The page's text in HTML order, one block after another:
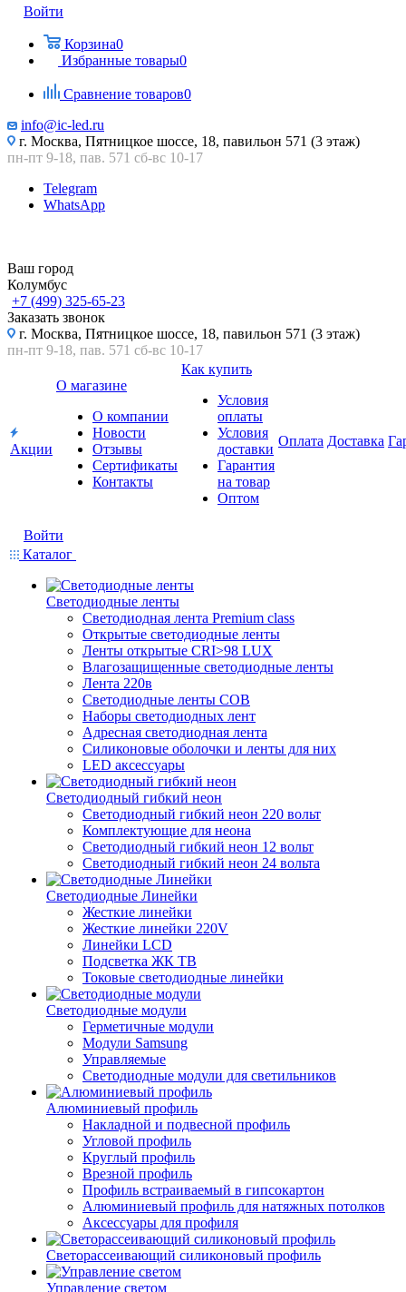
Войти
Корзина0
Избранные товары0
Сравнение товаров0
info@ic-led.ru
г. Москва, Пятницкое шоссе, 18, павильон 571 (3 этаж)
пн-пт 9-18, пав. 571 сб-вс 10-17
Telegram
WhatsApp
Ваш город
Колумбус
+7 (499) 325-65-23
Заказать звонок
г. Москва, Пятницкое шоссе, 18, павильон 571 (3 этаж)
пн-пт 9-18, пав. 571 сб-вс 10-17
Акции
О магазине
О компании
Новости
Отзывы
Сертификаты
Контакты
Как купить
Условия
оплаты
Условия
доставки
Гарантия
на товар
Оптом
Оплата Доставка
Войти
Каталог
Светодиодные ленты
Светодиодная лента Premium class
Открытые светодиодные ленты
Ленты открытые CRI>98 LUX
Влагозащищенные светодиодные ленты
Лента 220в
Светодиодные ленты COB
Наборы светодиодных лент
Адресная светодиодная лента
Силиконовые оболочки и ленты для них
LED аксессуары
Светодиодный гибкий неон
Светодиодный гибкий неон 220 вольт
Комплектующие для неона
Светодиодный гибкий неон 12 вольт
Светодиодный гибкий неон 24 вольта
Светодиодные Линейки
Жесткие линейки
Жесткие линейки 220V
Линейки LCD
Подсветка ЖК ТВ
Токовые светодиодные линейки
Светодиодные модули
Герметичные модули
Модули Samsung
Управляемые
Светодиодные модули для светильников
Алюминиевый профиль
Накладной и подвесной профиль
Угловой профиль
Круглый профиль
Врезной профиль
Профиль встраиваемый в гипсокартон
Алюминиевый профиль для натяжных потолков
Аксессуары для профиля
Светорассеивающий силиконовый профиль
Управление светом